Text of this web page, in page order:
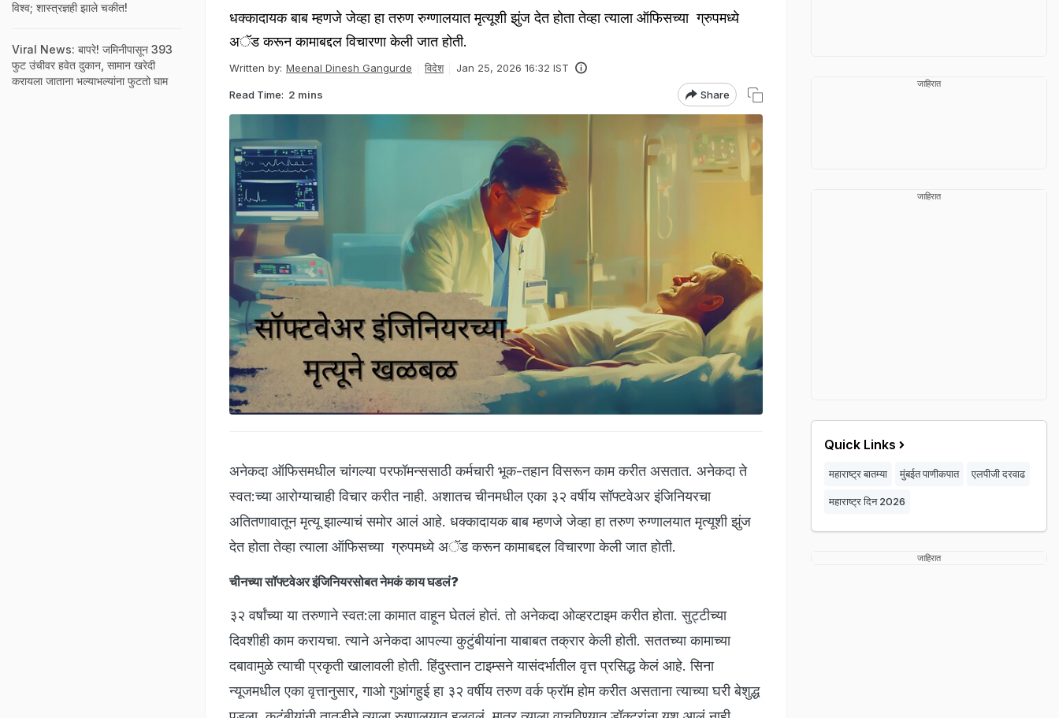
धक्कादायक बाब म्हणजे जेव्हा हा तरुण रुग्णालयात मृत्यूशी झुंज देत होता तेव्हा त्याला ऑफिसच्या ग्रुपमध्ये
अॅड करून कामाबद्दल विचारणा केली जात होती.
Written by: Meenal Dinesh Gangurde विदेश Jan 25, 2026 16:32 IST
Read Time: 2 mins Share
अनेकदा ऑफिसमधील चांगल्या परफॉमन्ससाठी कर्मचारी भूक-तहान विसरून काम करीत असतात. अनेकदा ते
स्वत:च्या आरोग्याचाही विचार करीत नाही. अशातच चीनमधील एका ३२ वर्षीय सॉफ्टवेअर इंजिनियरचा
अतितणावातून मृत्यू झाल्याचं समोर आलं आहे. धक्कादायक बाब म्हणजे जेव्हा हा तरुण रुग्णालयात मृत्यूशी झुंज
देत होता तेव्हा त्याला ऑफिसच्या ग्रुपमध्ये अॅड करून कामाबद्दल विचारणा केली जात होती.
चीनच्या सॉफ्टवेअर इंजिनियरसोबत नेमकं काय घडलं?
३२ वर्षांच्या या तरुणाने स्वत:ला कामात वाहून घेतलं होतं. तो अनेकदा ओव्हरटाइम करीत होता. सुट्टीच्या
दिवशीही काम करायचा. त्याने अनेकदा आपल्या कुटुंबीयांना याबाबत तक्रार केली होती. सततच्या कामाच्या
दबावामुळे त्याची प्रकृती खालावली होती. हिंदुस्तान टाइम्सने यासंदर्भातील वृत्त प्रसिद्ध केलं आहे. सिना
न्यूजमधील एका वृत्तानुसार, गाओ गुआंगहुई हा ३२ वर्षीय तरुण वर्क फ्रॉम होम करीत असताना त्याच्या घरी बेशुद्ध
विश्व; शास्त्रज्ञही झाले चकीत!
Viral News: बापरे! जमिनीपासून 393
फुट उंचीवर हवेत दुकान, सामान खरेदी
करायला जाताना भल्याभल्यांना फुटतो घाम
जाहिरात
जाहिरात
Quick Links
महाराष्ट्र बातम्या मुंबईत पाणीकपात एलपीजी दरवाढ
महाराष्ट्र दिन 2026
जाहिरात